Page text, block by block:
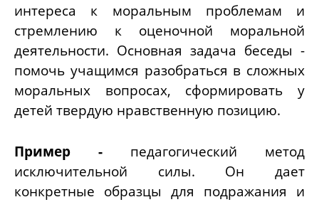
интереса к моральным проблемам и
стремлению к оценочной моральной
деятельности. Основная задача беседы -
помочь учащимся разобраться в сложных
моральных вопросах, сформировать у
детей твердую нравственную позицию.
Пример - педагогический метод
исключительной силы. Он дает
конкретные образцы для подражания и